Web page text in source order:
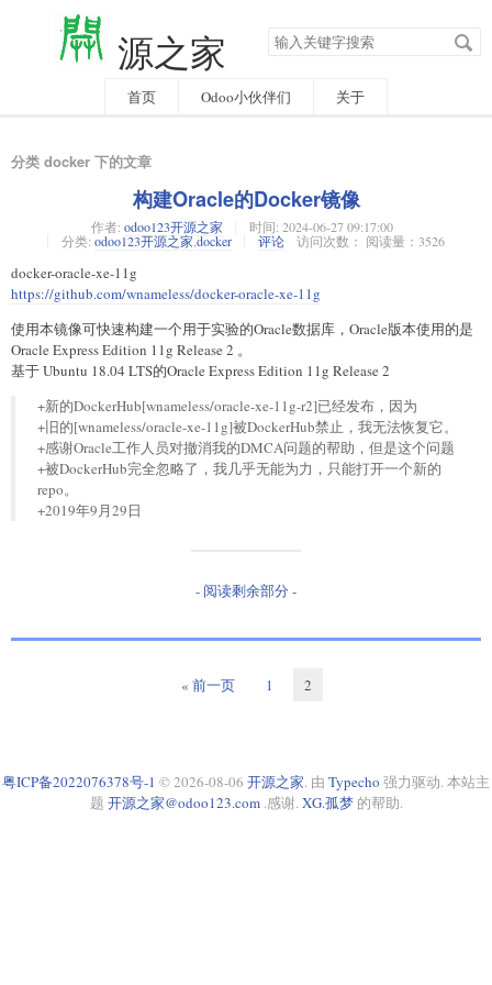
源之家 搜
索
字
首页 Odoo小伙伴们 关于
分类 docker 下的文章
构建Oracle的Docker镜像
作者: odoo123开源之家 时间: 2024-06-27 09:17:00
分类: odoo123开源之家 docker 评论 访问次数： 阅读量：3526
docker-oracle-xe-11g
https://github.com/wnameless/docker-oracle-xe-11g
使用本镜像可快速构建一个用于实验的Oracle数据库，Oracle版本使用的是
Oracle Express Edition 11g Release 2 。
基于 Ubuntu 18.04 LTS的Oracle Express Edition 11g Release 2
+新的DockerHub[wnameless/oracle-xe-11g-r2]已经发布，因为
+旧的[wnameless/oracle-xe-11g]被DockerHub禁止，我无法恢复它。
+感谢Oracle工作人员对撤消我的DMCA问题的帮助，但是这个问题
+被DockerHub完全忽略了，我几乎无能为力，只能打开一个新的
repo。
+2019年9月29日
- 阅读剩余部分 -
« 前一页 1 2
粤ICP备2022076378号-1 © 2026-08-06 开源之家. 由 Typecho 强力驱动. 本站主
题 开源之家@odoo123.com.感谢. XG.孤梦的帮助.